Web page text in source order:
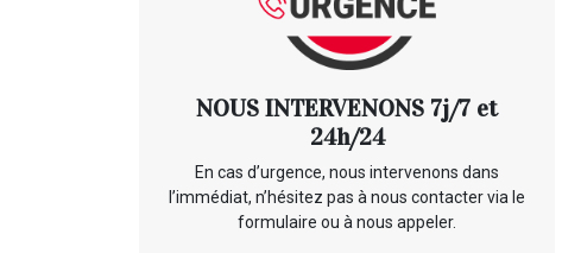
NOUS INTERVENONS 7j/7 et
24h/24
En cas d’urgence, nous intervenons dans
l’immédiat, n’hésitez pas à nous contacter via le
formulaire ou à nous appeler.